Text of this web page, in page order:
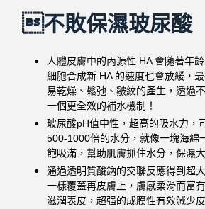
不敗保濕玻尿酸
人體皮膚中的內源性 HA 會隨著年
細胞合成新 HA 的速度也會放緩，
易乾燥、鬆弛、皺紋的產生，透過
一個更全效的補水機制！
玻尿酸pH值中性，超高的吸水力，
500-1000倍的水分，就像一塊海綿
飽吸滿，幫助肌膚抓住水分，保濕大
通過透明質酸鈉的交聯反應得到超
一樣覆蓋再皮膚上，膚感柔滑而富
滋潤表皮，超强的成膜性有效減少